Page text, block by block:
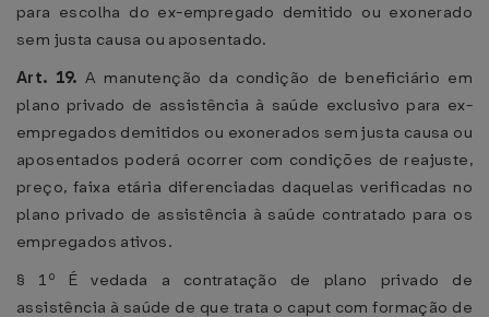
para escolha do ex-empregado demitido ou exonerado
sem justa causa ou aposentado.
Art. 19. A manutenção da condição de beneficiário em
plano privado de assistência à saúde exclusivo para ex-
empregados demitidos ou exonerados sem justa causa ou
aposentados poderá ocorrer com condições de reajuste,
preço, faixa etária diferenciadas daquelas verificadas no
plano privado de assistência à saúde contratado para os
empregados ativos.
§ 1º É vedada a contratação de plano privado de
assistência à saúde de que trata o caput com formação de